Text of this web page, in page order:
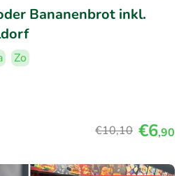
Bananenbrot inkl.
Zo
€10,10 €6,90